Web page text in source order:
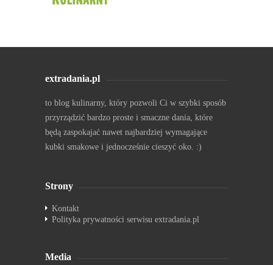
extradania.pl
to blog kulinarny, który pozwoli Ci w szybki sposób
przyrządzić bardzo proste i smaczne dania, które
będą zaspokajać nawet najbardziej wymagające
kubki smakowe i jednocześnie cieszyć oko. :)
Strony
Kontakt
Polityka prywatności serwisu extradania.pl
Media